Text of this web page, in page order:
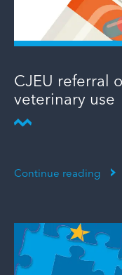
CJEU referral
veterinary use
Continue reading